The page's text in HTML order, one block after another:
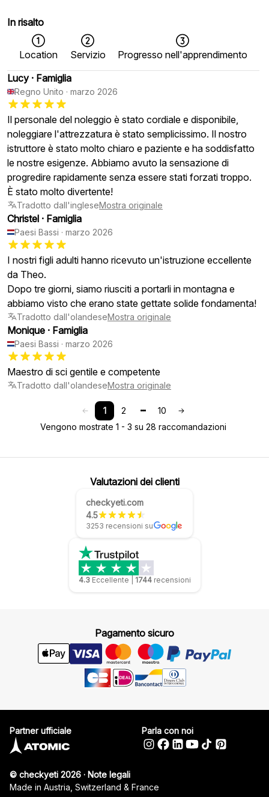
In risalto
Location Servizio
Progresso nell'apprendimento
Lucy · Famiglia
Regno Unito · marzo 2026
Il personale del noleggio è stato cordiale e disponibile,
noleggiare l'attrezzatura è stato semplicissimo. Il nostro
istruttore è stato molto chiaro e paziente e ha soddisfatto
le nostre esigenze. Abbiamo avuto la sensazione di
progredire rapidamente senza essere stati forzati troppo.
È stato molto divertente!
Tradotto dall'ingleseMostra originale
Christel · Famiglia
Paesi Bassi · marzo 2026
I nostri figli adulti hanno ricevuto un'istruzione eccellente
da Theo.
Dopo tre giorni, siamo riusciti a portarli in montagna e
abbiamo visto che erano state gettate solide fondamenta!
Tradotto dall'olandeseMostra originale
Monique · Famiglia
Paesi Bassi · marzo 2026
Maestro di sci gentile e competente
Tradotto dall'olandeseMostra originale
1 2
10
Vengono mostrate 1 - 3 su 28 raccomandazioni
Valutazioni dei clienti
checkyeti.com
4.5
3253 recensioni su
4.3 Eccellente 1744 recensioni
Pagamento sicuro
© checkyeti 2026 · Note legali
Made in Austria, Switzerland & France
Partner ufficiale Parla con noi